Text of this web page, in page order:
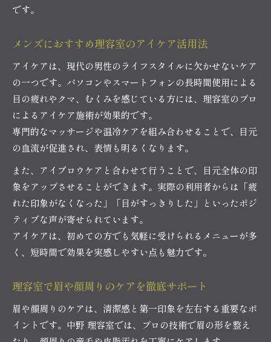
です。
メンズにおすすめ理容室のアイケア活用法
アイケアは、現代の男性のライフスタイルに欠かせないケア
の一つです。パソコンやスマートフォンの長時間使用による
目の疲れやクマ、むくみを感じている方には、理容室のプロ
によるアイケア施術が効果的です。
専門的なマッサージや温冷ケアを組み合わせることで、目元
の血流が促進され、表情も明るくなります。
また、アイブロウケアと合わせて行うことで、目元全体の印
象をアップさせることができます。実際の利用者からは「疲
れた印象がなくなった」「目がすっきりした」といったポジ
ティブな声が寄せられています。
アイケアは、初めての方でも気軽に受けられるメニューが多
く、短時間で効果を実感しやすい点も魅力です。
理容室で眉や顔周りのケアを徹底サポート
眉や顔周りのケアは、清潔感と第一印象を左右する重要なポ
イントです。中野 理容室では、プロの技術で眉の形を整え